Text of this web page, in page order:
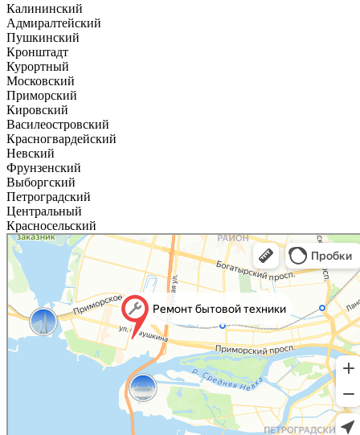
Калининский
Адмиралтейский
Пушкинский
Кронштадт
Курортный
Московский
Приморский
Кировский
Василеостровский
Красногвардейский
Невский
Фрунзенский
Выборгский
Петроградский
Центральный
Красносельский